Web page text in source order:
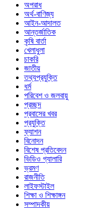
অপরাধ
অর্থ-বাণিজ্য
আইন-আদালত
আন্তর্জাতিক
কৃষি বার্তা
খেলাধুলা
চাকরি
জাতীয়
তথ্যপ্রযুক্তি
ধর্ম
পরিবেশ ও জলবায়ু
প্রচ্ছদ
প্রবাসের খবর
প্রযুক্তি
ফ্যাশন
বিনোদন
বিশেষ প্রতিবেদন
ভিডিও গ্যালারি
ভ্রমণ
রাজনীতি
লাইফস্টাইল
শিক্ষা ও শিক্ষাঙ্গন
সম্পাদকীয়